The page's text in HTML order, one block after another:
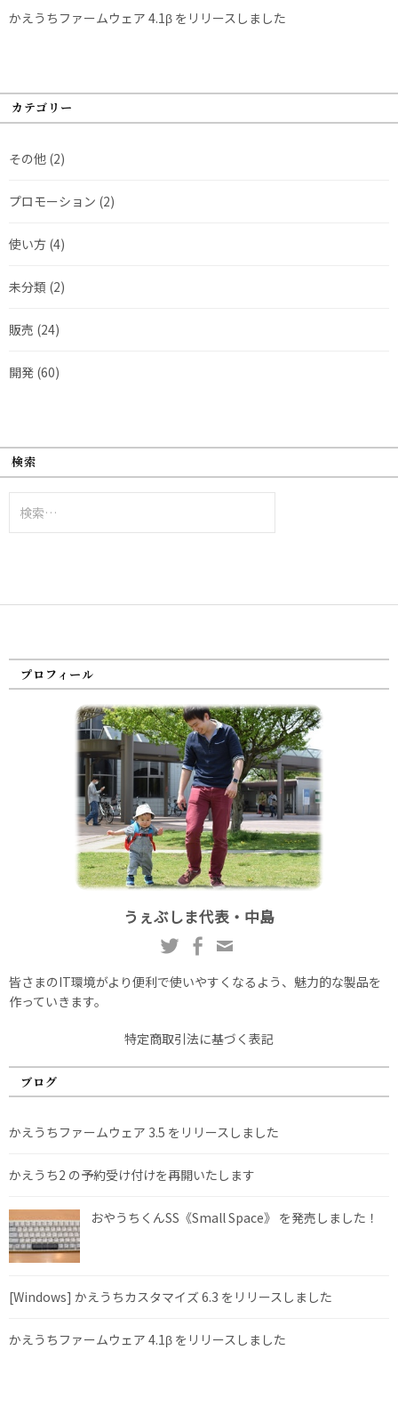
かえうちファームウェア 4.1β をリリースしました
カテゴリー
その他 (2)
プロモーション (2)
使い方 (4)
未分類 (2)
販売 (24)
開発 (60)
検索
索:
プロフィール
うぇぶしま代表・中島
皆さまのIT環境がより便利で使いやすくなるよう、魅力的な製品を
作っていきます。
特定商取引法に基づく表記
ブログ
かえうちファームウェア 3.5 をリリースしました
かえうち2 の予約受け付けを再開いたします
おやうちくんSS《Small Space》 を発売しました！
[Windows] かえうちカスタマイズ 6.3 をリリースしました
かえうちファームウェア 4.1β をリリースしました